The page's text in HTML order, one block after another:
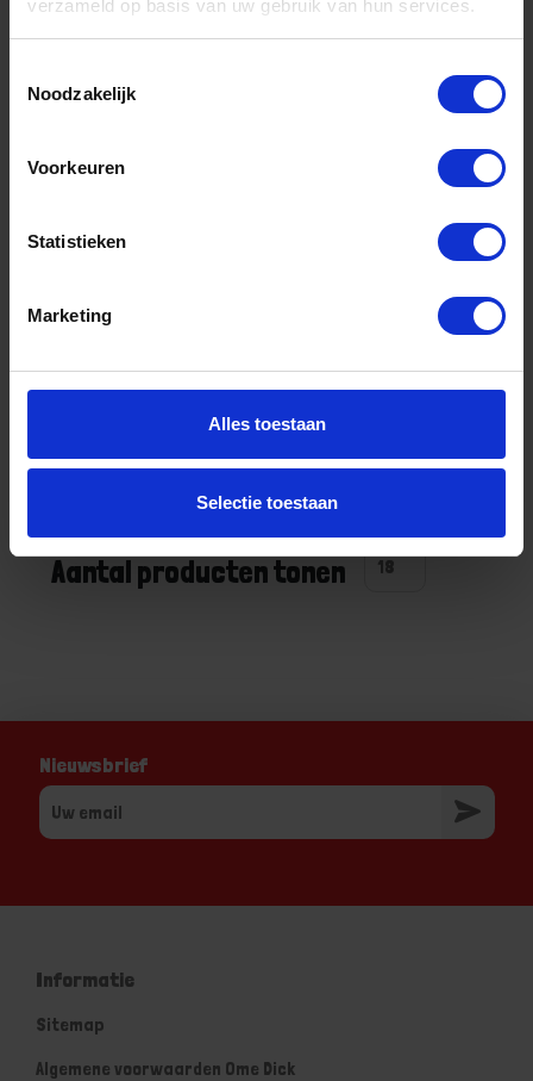
verzameld op basis van uw gebruik van hun services.
Noodzakelijk
Voorkeuren
Statistieken
Marketing
Alles toestaan
Selectie toestaan
Artikelnummer merk: FL0633
€ 4,84 incl. BTW
Bestel nu!
Aantal producten tonen
Nieuwsbrief
Informatie
Sitemap
Algemene voorwaarden Ome Dick